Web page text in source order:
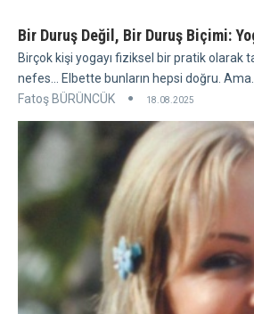
Bir Duruş Değil, Bir Duruş Biçimi:
Birçok kişi yogayı fiziksel bir pratik olarak
nefes... Elbette bunların hepsi doğru. Ama...
Fatoş BÜRÜNCÜK
18.08.2025